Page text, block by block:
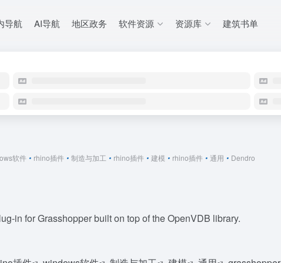
导航 AI导航 地区政务 软件资源 资源库 建筑书单
软件 • rhino插件 • 制造与加工 • rhino插件 • 建模 • rhino插件 • 通用 • Dendro
in for Grasshopper built on top of the OpenVDB library.